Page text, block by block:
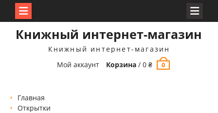
Книжный интернет-магазин
Книжный интернет-магазин
Мой аккаунт
Корзина /0₴ 0
Главная
Открытки